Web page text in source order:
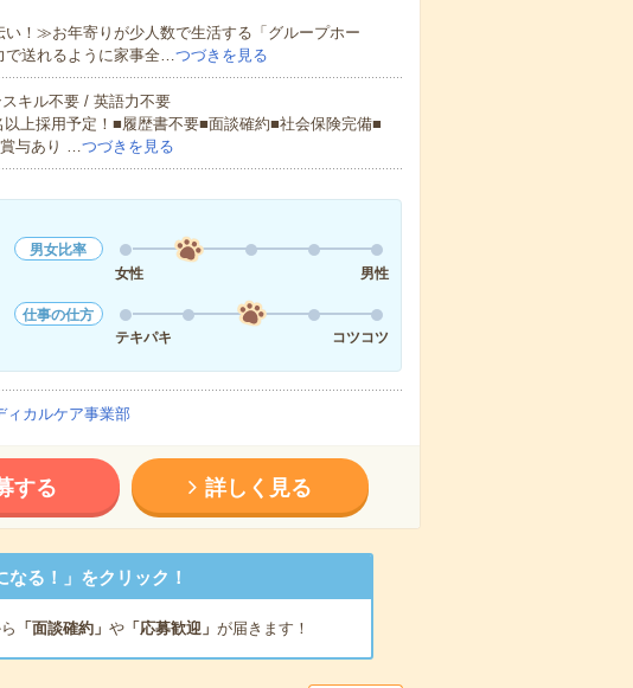
！≫お年寄りが少人数で生活する「グループホー
で送れるように家事全…つづきを見る
キル不要 / 英語力不要
上採用予定！■履歴書不要■面談確約■社会保険完備■
賞与あり …つづきを見る
男女比率
女性
男性
仕事の仕方
テキパキ
コツコツ
カルケア事業部
する 詳しく見る
る！」をクリック！
「面談確約」 や「応募歓迎」 が届きます！